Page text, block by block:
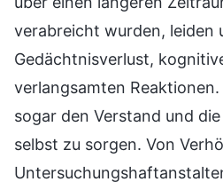
verabreicht wurden, leiden
Gedächtnisverlust,
verlangsamten
sogar den Verstand und
selbst zu sorgen. Von